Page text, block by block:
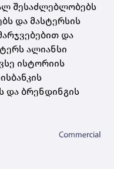
შესაძლებლობებს
და მასტერსის
და
ალიანსი
ისტორიის
და ბრენდინგის